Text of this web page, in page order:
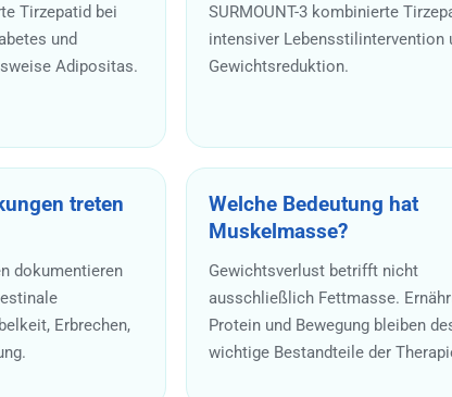
Tirzepatid bei
und
Adipositas.
SURMOUNT-3 kombinierte
intensiver Lebensstilintervention
Gewichtsreduktion.
treten
dokumentieren
Erbrechen,
Welche Bedeutung hat
Muskelmasse?
Gewichtsverlust betrifft nicht
ausschließlich Fettmasse.
Protein und Bewegung bleiben
wichtige Bestandteile der